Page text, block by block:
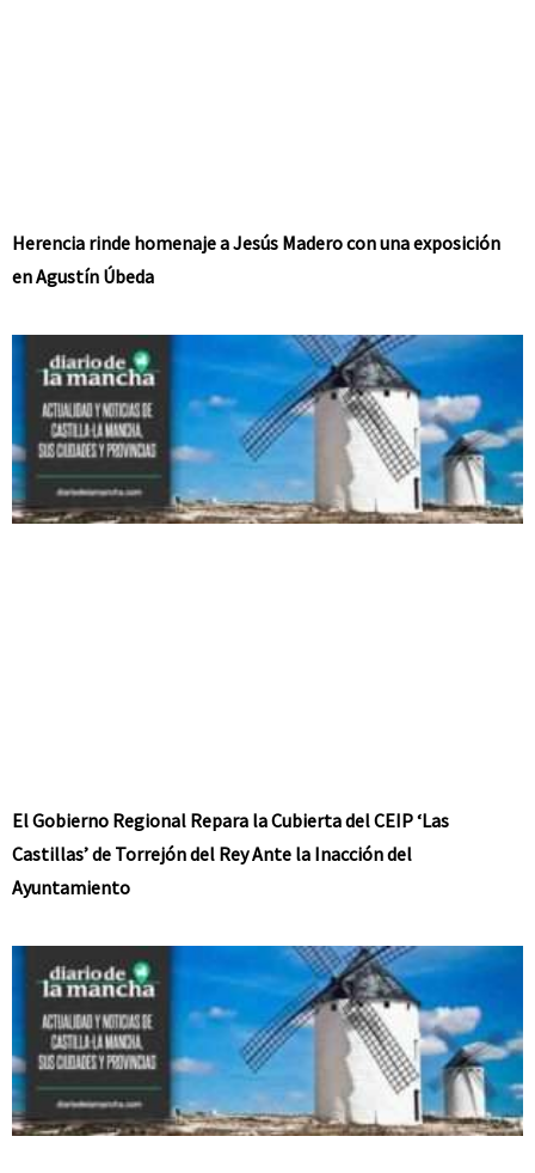
Herencia rinde homenaje a Jesús Madero con una exposición
en Agustín Úbeda
El Gobierno Regional Repara la Cubierta del CEIP ‘Las
Castillas’ de Torrejón del Rey Ante la Inacción del
Ayuntamiento